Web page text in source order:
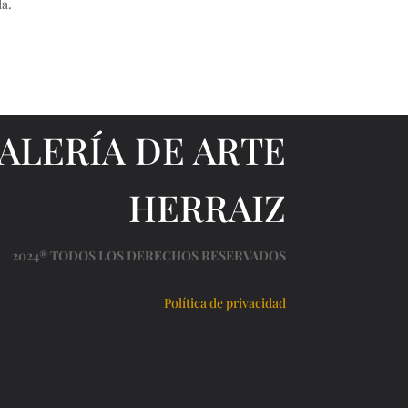
DE ARTE
HERRAIZ
2024® TODOS LOS DERECHOS RESERVADOS
Política de privacidad